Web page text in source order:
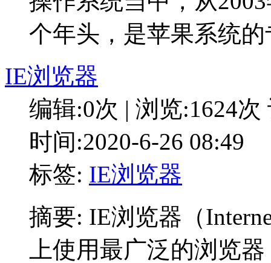
个年头，是苹果系统
IE浏览器
编辑:0次 | 浏览:1624次
时间:2020-6-26 08:49
标签: IE浏览器
摘要: IE浏览器（
上使用最广泛的浏览